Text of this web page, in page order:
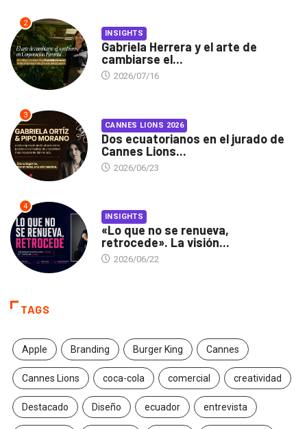
2
INSIGHTS
Gabriela Herrera y el arte de
cambiarse el...
2026/07/16
3
CANNES LIONS 2026
Dos ecuatorianos en el jurado de
Cannes Lions...
2026/06/23
4
INSIGHTS
«Lo que no se renueva,
retrocede». La visión...
2026/06/22
TAGS
Apple Branding Burger King Cannes
Cannes Lions coca-cola comercial creatividad
Destacado Diseño ecuador entrevista